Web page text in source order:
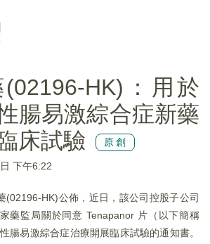
HK)：用於
腸易激綜合症新藥
床試驗
原創
下午6:22
(02196-HK)公佈，近日，該公司控股子公司
藥監局關於同意 Tenapanor 片（以下簡稱
性腸易激綜合症治療開展臨床試驗的通知書。